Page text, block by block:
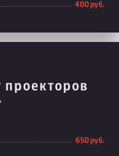
400 руб.
650 руб.